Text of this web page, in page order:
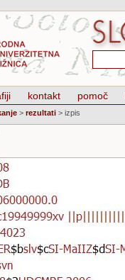
kontakt pomoč
> rezultati > izpis